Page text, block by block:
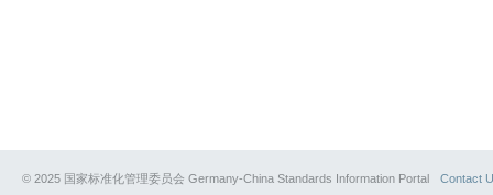
© 2025 国家标准化管理委员会 Germany-China Standards Information Portal Contact